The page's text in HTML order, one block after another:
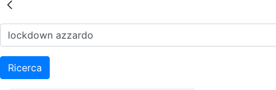
Risultati della Ricerca -
Ricerca